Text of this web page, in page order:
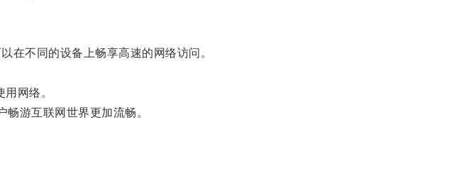
不同的设备上畅享高速的网络访问。
网络。
游互联网世界更加流畅。